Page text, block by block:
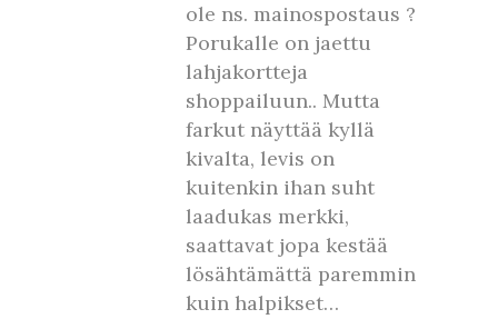
ole ns. mainospostaus ?
Porukalle on jaettu
lahjakortteja
shoppailuun.. Mutta
farkut näyttää kyllä
kivalta, levis on
kuitenkin ihan suht
laadukas merkki,
saattavat jopa kestää
lösähtämättä paremmin
kuin halpikset…